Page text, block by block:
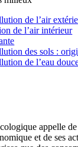
de l’air
de l’air intérieur
des sols :
de l’eau
appelle
et de ses